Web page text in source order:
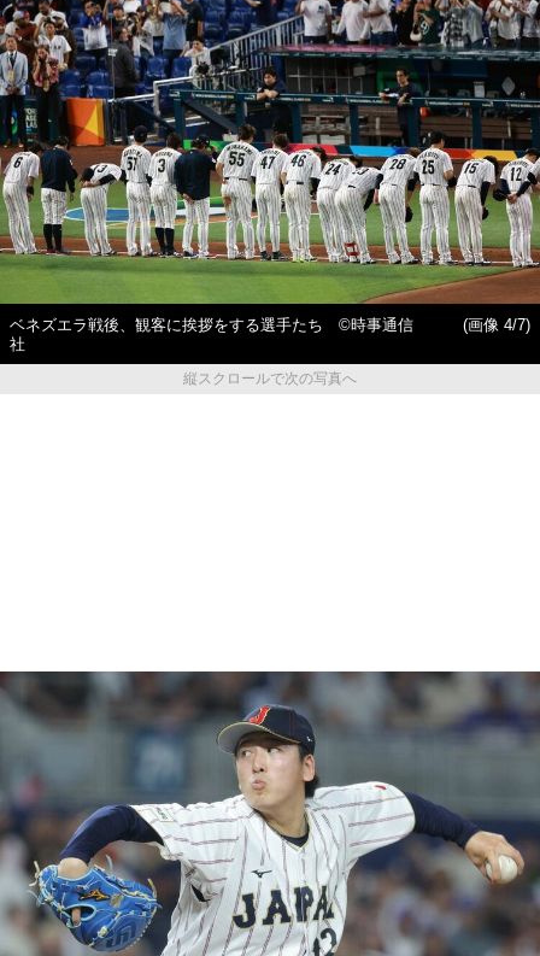
ベネズエラ戦後、観客に挨拶をする選手たち ©時事通信
社
(画像 4/7)
縦スクロールで次の写真へ